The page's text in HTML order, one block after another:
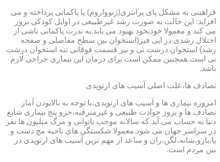
فراهینی به مشکل پای پرانتزی(ژنوواروم) یا پاکمانی پرداخته و می
افزاید: این حالت به صورت رشد غیرطبیعی در اوایل کودکی بروز
می کند و معمولا خودبخود بهبود می یابد.به ندرت پاکمانی ناشی از
اختلال رشدی در اپی فیز(استخوان بین سطح مفاصلی و صفحه
رشد) استخوان درشت نی و نیز قسمت فوقانی تنه استخوان درشت
نی است.همچنین ممکن است برای درمان این بیماری جراحی لازم
باشد.
تصادف ها،علت اصلی آسیب های ارتوپدی
امروزه بیماری ها و آسیب های ارتوپدی،با توجه به بالابودن آمار
تصادف ها و بروز حوادث طبیعی و غیرمترقبه،جزو پنج بیماری شایع
دنیا به حساب می آید که سالانه موجب ناتوانی و مرگ میلیون ها نفر
در سراسر جهان می شود.معمولا شکستگی های ناحیه مچ دست و
پا،بازو،شانه،لگن،ران و ساعد از مهم ترین آسیب های ارتوپدی در
بین مردم است.